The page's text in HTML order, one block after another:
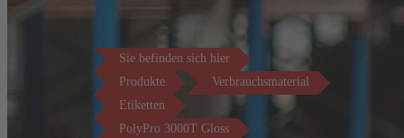
Sie befinden sich hier
Produkte
Verbrauchsmaterial
Etiketten
PolyPro 3000T Gloss